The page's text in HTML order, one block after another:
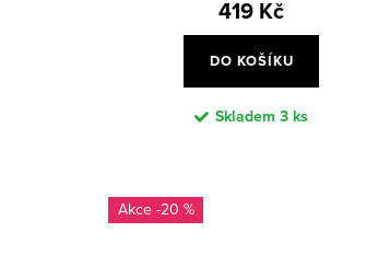
419 Kč
DO KOŠÍKU
Skladem3 ks
-20 %